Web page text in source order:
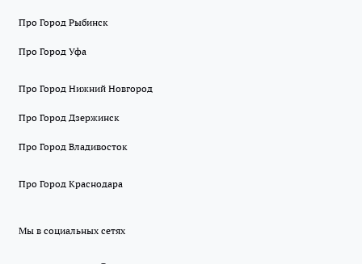
Про Город Рыбинск
Про Город Уфа
Про Город Нижний Новгород
Про Город Дзержинск
Про Город Владивосток
Про Город Краснодара
Мы в социальных сетях